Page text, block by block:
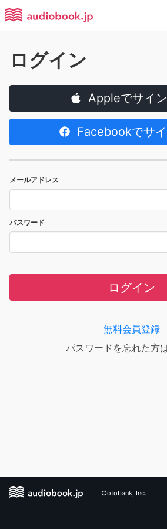
ログイン
Appleでサイ
Facebookでサ
メールアドレス
パスワード
ログイン
無料会員登録
パスワードを忘れた方
©otobank, Inc.